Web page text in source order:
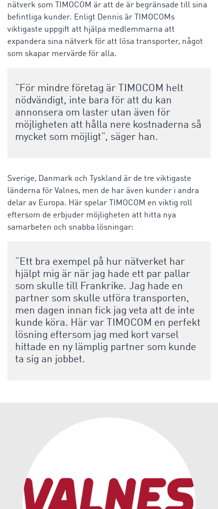
nätverk som TIMOCOM är att de är begränsade till sina
befintliga kunder. Enligt Dennis är TIMOCOMs
viktigaste uppgift att hjälpa medlemmarna att
expandera sina nätverk för att lösa transporter, något
som skapar mervärde för alla.
”För mindre företag är TIMOCOM helt
nödvändigt, inte bara för att du kan
annonsera om laster utan även för
möjligheten att hålla nere kostnaderna så
mycket som möjligt”, säger han.
Sverige, Danmark och Tyskland är de tre viktigaste
länderna för Valnes, men de har även kunder i andra
delar av Europa. Här spelar TIMOCOM en viktig roll
eftersom de erbjuder möjligheten att hitta nya
samarbeten och snabba lösningar:
”Ett bra exempel på hur nätverket har
hjälpt mig är när jag hade ett par pallar
som skulle till Frankrike. Jag hade en
partner som skulle utföra transporten,
men dagen innan fick jag veta att de inte
kunde köra. Här var TIMOCOM en perfekt
lösning eftersom jag med kort varsel
hittade en ny lämplig partner som kunde
ta sig an jobbet.